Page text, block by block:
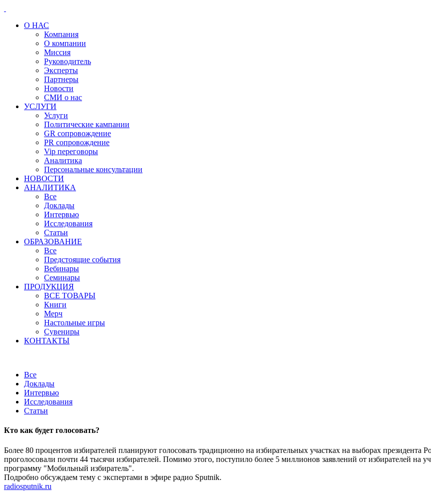
О НАС
Компания
О компании
Миссия
Руководитель
Эксперты
Партнеры
Новости
СМИ о нас
УСЛУГИ
Услуги
Политические кампании
GR сопровождение
PR сопровождение
Vip переговоры
Аналитика
Персональные консультации
НОВОСТИ
АНАЛИТИКА
Все
Доклады
Интервью
Исследования
Статьи
ОБРАЗОВАНИЕ
Все
Предстоящие события
Вебинары
Семинары
ПРОДУКЦИЯ
ВСЕ ТОВАРЫ
Книги
Мерч
Настольные игры
Сувениры
КОНТАКТЫ
Все
Доклады
Интервью
Исследования
Статьи
Кто как будет голосовать?
Более 80 процентов избирателей планируют голосовать традиционно на избирательных участках на выборах
проголосовали почти 44 тысячи избирателей. Помимо этого, поступило более 5 миллионов заявлений от избирателей на
программу "Мобильный избиратель".
Подробно обсуждаем тему с экспертами в эфире радио Sputnik.
radiosputnik.ru